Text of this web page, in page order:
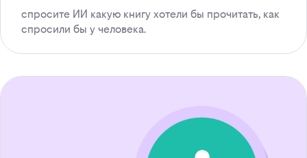
спросите ИИ какую книгу хотели бы прочитать, как
спросили бы у человека.